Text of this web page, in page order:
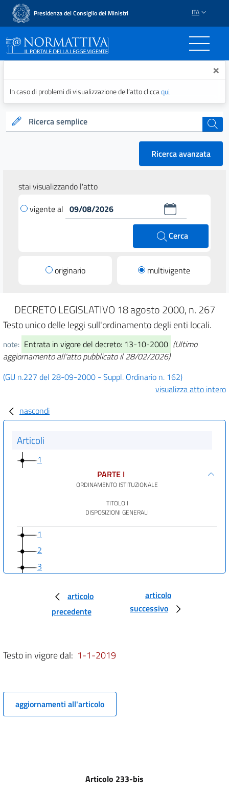
Presidenza del Consiglio dei Ministri ITA
Normattiva - Il portale ×
In caso di problemi di visualizzazione dell’atto cliccaqui
Ricerca semplice cerca
Ricerca avanzata
stai visualizzando l'atto
vigente al
Cerca
originario multivigente
DECRETO LEGISLATIVO 18 agosto 2000, n. 267
Testo unico delle leggi sull'ordinamento degli enti locali.
note: Entrata in vigore del decreto: 13-10-2000 (Ultimo
aggiornamento all'atto pubblicato il 28/02/2026)
(GU n.227 del 28-09-2000 - Suppl. Ordinario n. 162)
visualizza atto intero
nascondi
Articoli
1
PARTE I
ORDINAMENTO ISTITUZIONALE
TITOLO I
DISPOSIZIONI GENERALI
1
2
3
8
10
11
Comune
articolo
precedente
articolo
successivo
Testo in vigore dal: 1-1-2019
aggiornamenti all'articolo
Articolo 233-bis